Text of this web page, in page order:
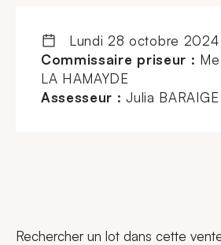
lundi 28 octobre
Commissaire priseur :
LA HAMAYDE
Assesseur : Julia BARAIGE
Rechercher un lot dans cette